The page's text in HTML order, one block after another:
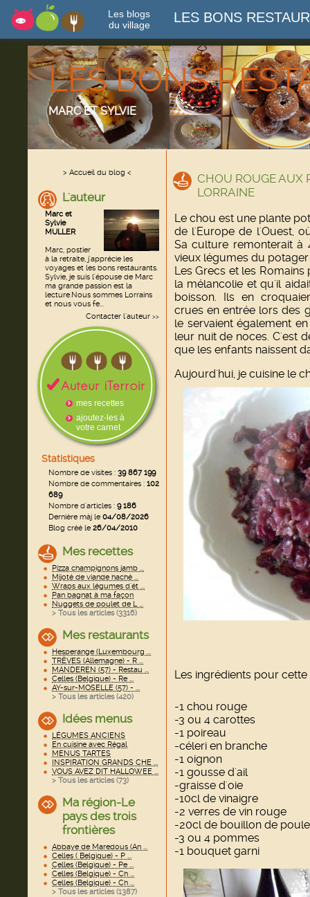
Les blogs
du village
LES BONS
LES BONS
MARC ET SYLVIE
> Accueil du blog <
L'auteur
Marc et
Sylvie
MULLER
Marc, postier
à la retraite, j'apprécie les
voyages et les bons restaurants.
Sylvie, je suis l'épouse de Marc
ma grande passion est la
lecture.Nous sommes Lorrains
et nous vous fe...
Contacter l'auteur >>
mes recettes
ajoutez-les à
votre carnet
Statistiques
Nombre de visites : 39 867 199
Nombre de commentaires : 102
689
Nombre d'articles : 9 186
Dernière màj le04/08/2026
Blog créé le26/04/2010
Mes recettes
Pizza champignons jamb ...
Mijoté de viande haché ...
Wraps aux légumes d'ét ...
Pan bagnat à ma façon
Nuggets de poulet de L ...
> Tous les articles (3316)
Mes restaurants
Hesperange (Luxembourg ...
TRÈVES (Allemagne) - R ...
MANDEREN (57) - Restau ...
Celles (Belgique) - Re ...
AY-sur-MOSELLE (57) - ...
> Tous les articles (420)
Idées menus
LÉGUMES ANCIENS
En cuisine avec Régal
MENUS TARTES
INSPIRATION GRANDS CHE ...
VOUS AVEZ DIT HALLOWEE ...
> Tous les articles (73)
Ma région-Le
pays des trois
frontières
Abbaye de Maredous (An ...
Celles ( Belgique) - P ...
Celles (Belgique) - Pe ...
Celles (Belgique) - Ch ...
Celles (Belgique) - Ch ...
> Tous les articles (1387)
CHOU ROUGE AUX
LORRAINE
Le chou est une plante
de l'Europe de l'Ouest,
Sa culture remonterait
vieux légumes du
Les Grecs et les
la mélancolie et qu'il
boisson. Ils en
crues en entrée lors des
le servaient également
leur nuit de noces. C'est
que les enfants naissent
Aujourd'hui, je cuisine le
Les ingrédients pour cette
-1 chou rouge
-3 ou 4 carottes
-1 poireau
-céleri en branche
-1 oignon
-1 gousse d'ail
-graisse d'oie
-10cl de vinaigre
-2 verres de vin rouge
-20cl de bouillon de poule
-3 ou 4 pommes
-1 bouquet garni